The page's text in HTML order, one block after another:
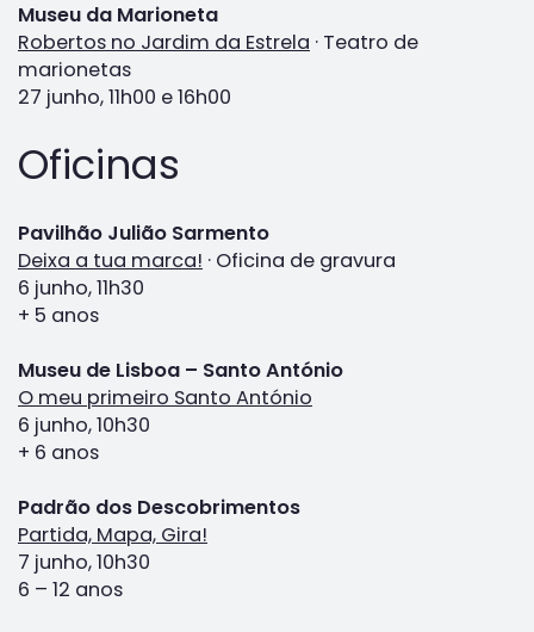
Museu da Marioneta
Robertos no Jardim da Estrela · Teatro de
marionetas
27 junho, 11h00 e 16h00
Oficinas
Pavilhão Julião Sarmento
Deixa a tua marca! · Oficina de gravura
6 junho, 11h30
+ 5 anos
Museu de Lisboa – Santo António
O meu primeiro Santo António
6 junho, 10h30
+ 6 anos
Padrão dos Descobrimentos
Partida, Mapa, Gira!
7 junho, 10h30
6 – 12 anos